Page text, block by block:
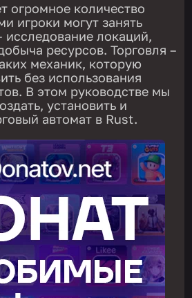
огромное количество
игроки могут занять
исследование локаций,
ресурсов. Торговля –
механик, которую
без использования
В этом руководстве мы
установить и
автомат в Rust.